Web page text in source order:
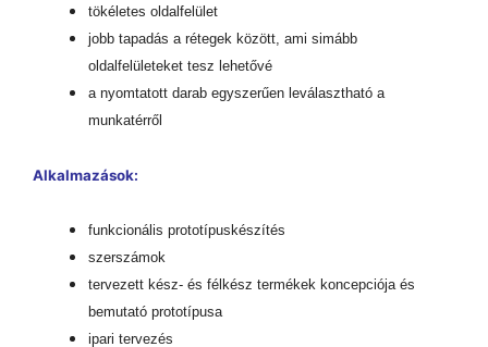
tökéletes oldalfelület
jobb tapadás a rétegek között, ami simább
oldalfelületeket tesz lehetővé
a nyomtatott darab egyszerűen leválasztható a
munkatérről
Alkalmazások:
funkcionális prototípuskészítés
szerszámok
tervezett kész- és félkész termékek koncepciója és
bemutató prototípusa
ipari tervezés